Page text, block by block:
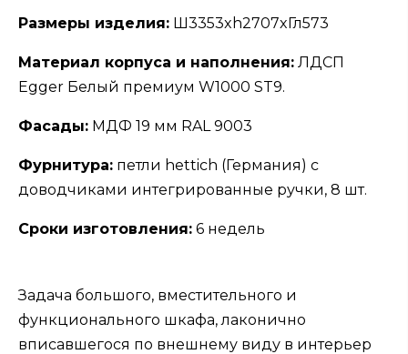
Размеры изделия: Ш3353xh2707xГл573
Материал корпуса и наполнения: ЛДСП
Egger Белый премиум W1000 ST9.
Фасады: МДФ 19 мм RAL 9003
Фурнитура: петли hettich (Германия) с
доводчиками интегрированные ручки, 8 шт.
Сроки изготовления: 6 недель
Задача большого, вместительного и
функционального шкафа, лаконично
вписавшегося по внешнему виду в интерьер